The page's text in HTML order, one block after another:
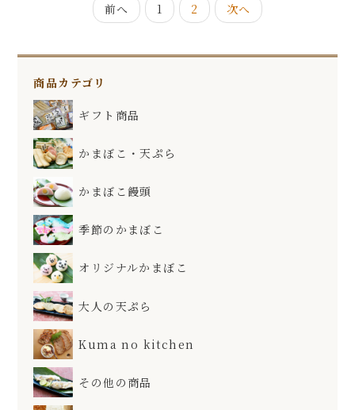
前へ
1 2 次へ
商品カテゴリ
ギフト商品
かまぼこ・天ぷら
かまぼこ饅頭
季節のかまぼこ
オリジナルかまぼこ
大人の天ぷら
Kuma no kitchen
その他の商品